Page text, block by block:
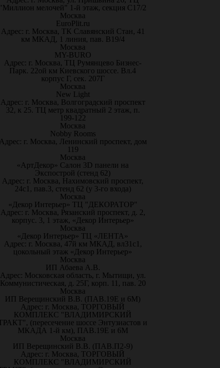
мелочей" 1-й этаж, секция С17/2
Москва
EuroPlit.ru
Адрес: г. Москва, ТК Славянский Стан, 41
км МКАД, 1 линия, пав. В19/4
Москва
MY-BURO
Адрес: г. Москва, ТЦ Румянцево Бизнес-
Парк. 22ой км Киевского шоссе. Вл.4
корпус Г, сек. 207Г
Москва
New Light
Адрес: г. Москва, Волгоградский проспект
32, к 25. ТЦ метр квадратный 2 этаж, п.
199-122
Москва
Nobby Rooms
г. Москва, Ленинский проспект, дом
119
Москва
«АртДекор» Салон 3D панели на
Экспострой (стенд 62)
Адрес: г. Москва, Нахимовский проспект,
24с1, пав.3, стенд 62 (у 3-го входа)
Москва
«Декор Интерьер» ТЦ "ДЕКОРАТОР"
Адрес: г. Москва, Рязанский проспект, д. 2,
корпус. 3, 1 этаж, «Декор Интерьер»
Москва
«Декор Интерьер» ТЦ «ЛЕНТА»
Адрес: г. Москва, 47й км МКАД, вл31с1,
цокольный этаж «Декор Интерьер»
Москва
ИП Абаева А.В.
Адрес: Московская область, г. Мытищи, ул.
Коммунистическая, д. 25Г, корп. 11, пав. 20
Москва
ИП Верещинский В.В. (ПАВ.19Е и 6М)
Адрес: г. Москва, ТОРГОВЫЙ
КОМПЛЕКС "ВЛАДИМИРСКИЙ
(пересечение шоссе Энтузиастов и
МКАДА 1-й км), ПАВ.19Е и 6М
Москва
ИП Верещинский В.В. (ПАВ.П2-9)
Адрес: г. Москва, ТОРГОВЫЙ
КОМПЛЕКС "ВЛАДИМИРСКИЙ